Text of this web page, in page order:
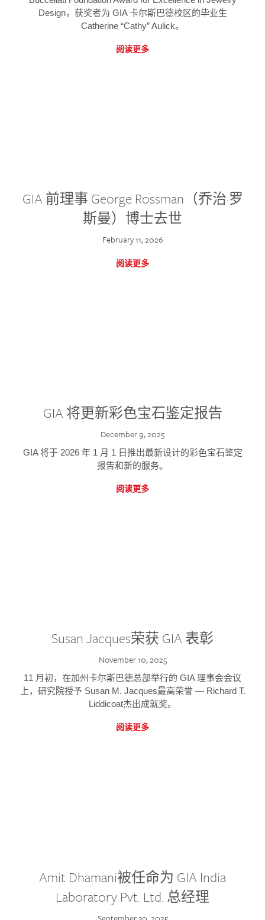
Design，获奖者为 GIA 卡尔斯巴德校区的毕业生
Catherine “Cathy” Aulick。
阅读更多
GIA 前理事 George Rossman（乔治·罗
斯曼）博士去世
February 11, 2026
阅读更多
GIA 将更新彩色宝石鉴定报告
December 9, 2025
GIA 将于 2026 年 1 月 1 日推出最新设计的彩色宝石鉴定
报告和新的服务。
阅读更多
Susan Jacques荣获 GIA 表彰
November 10, 2025
11 月初，在加州卡尔斯巴德总部举行的 GIA 理事会会议
上，研究院授予 Susan M. Jacques最高荣誉 — Richard T.
Liddicoat杰出成就奖。
阅读更多
Amit Dhamani被任命为 GIA India
Laboratory Pvt. Ltd. 总经理